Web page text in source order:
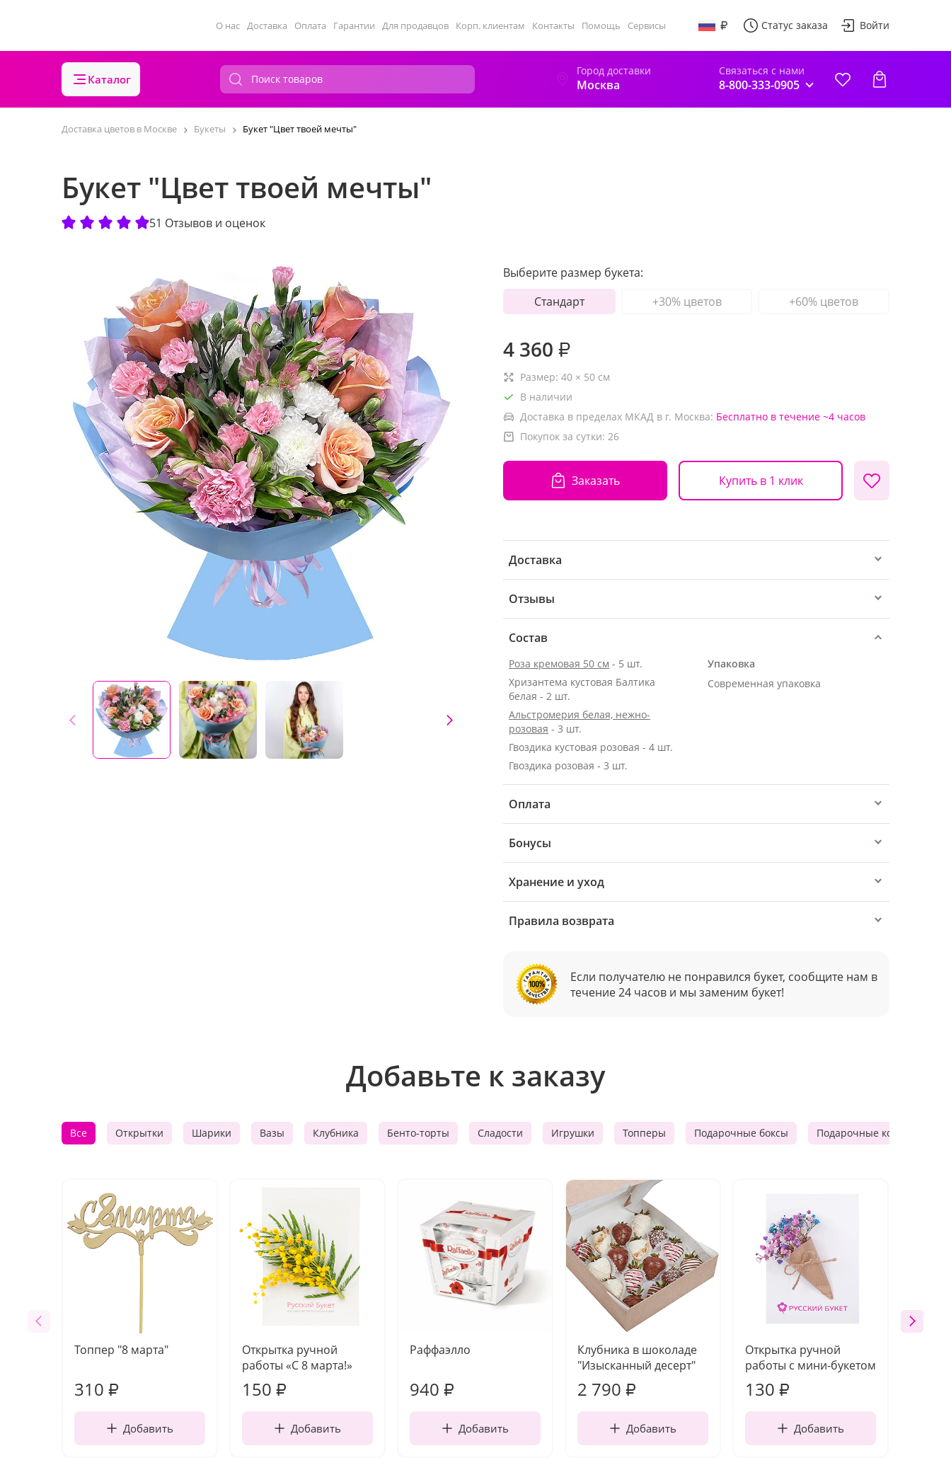
О нас Доставка Оплата Гарантии Для продавцов Корп. клиентам Контакты Помощь Сервисы Статус заказа Войти
Каталог
Город доставки
Москва
Связаться с нами
8-800-333-0905
Доставка цветов в Москве Букеты Букет "Цвет твоей мечты"
Букет "Цвет твоей мечты"
51 Отзывов и оценок
Выберите размер букета:
Стандарт
+30% цветов +60% цветов
4 360 ₽
Размер: 40 × 50 см
В наличии
Доставка в пределах МКАД в г. Москва: Бесплатно в течение ~4 часов
Покупок за сутки: 26
Заказать Купить в 1 клик
Доставка
Отзывы
Состав
Роза кремовая 50 см - 5 шт.
Хризантема кустовая Балтика
белая - 2 шт.
Альстромерия белая, нежно-
розовая - 3 шт.
Гвоздика кустовая розовая - 4 шт.
Гвоздика розовая - 3 шт.
Упаковка
Современная упаковка
Оплата
Бонусы
Хранение и уход
Правила возврата
Если получателю не понравился букет, сообщите нам в
течение 24 часов и мы заменим букет!
Добавьте к заказу
Все Открытки Шарики Вазы Клубника Бенто-торты Сладости Игрушки Топперы Подарочные боксы Подарочные корзины
Топпер "8 марта"
310 ₽
Добавить
Открытка ручной
работы «С 8 марта!»
150 ₽
Добавить
Раффаэлло
940 ₽
Добавить
Клубника в шоколаде
"Изысканный десерт"
2 790 ₽
Добавить
Открытка ручной
работы с мини-букетом
130 ₽
Добавить